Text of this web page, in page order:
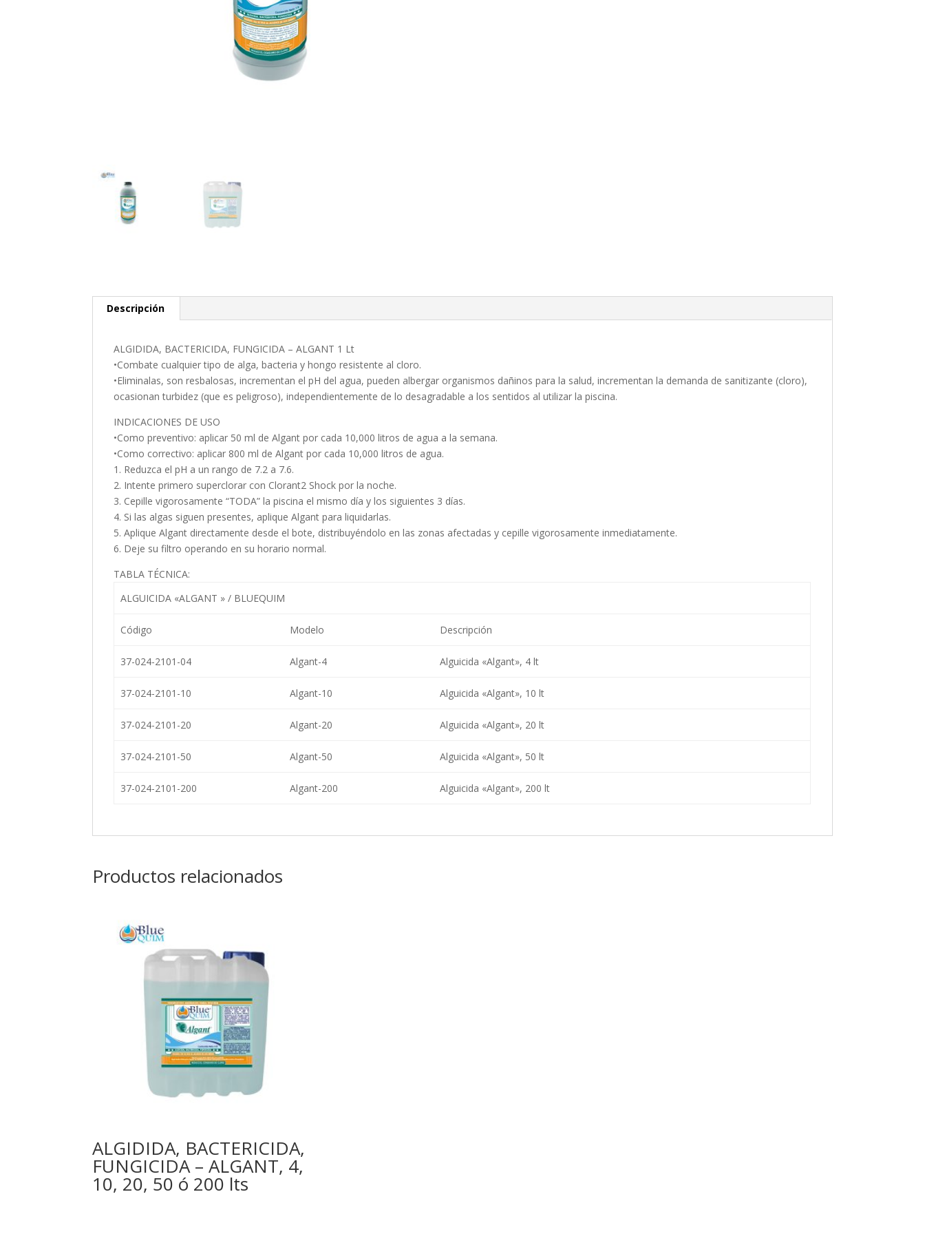
Descripción
ALGIDIDA, BACTERICIDA, FUNGICIDA – ALGANT 1 Lt
•Combate cualquier tipo de alga, bacteria y hongo resistente al cloro.
•Eliminalas, son resbalosas, incrementan el pH del agua, pueden albergar organismos dañinos para la salud, incrementan la demanda de sanitizante (cloro),
ocasionan turbidez (que es peligroso), independientemente de lo desagradable a los sentidos al utilizar la piscina.
INDICACIONES DE USO
•Como preventivo: aplicar 50 ml de Algant por cada 10,000 litros de agua a la semana.
•Como correctivo: aplicar 800 ml de Algant por cada 10,000 litros de agua.
1. Reduzca el pH a un rango de 7.2 a 7.6.
2. Intente primero superclorar con Clorant2 Shock por la noche.
3. Cepille vigorosamente “TODA” la piscina el mismo día y los siguientes 3 días.
4. Si las algas siguen presentes, aplique Algant para liquidarlas.
5. Aplique Algant directamente desde el bote, distribuyéndolo en las zonas afectadas y cepille vigorosamente inmediatamente.
6. Deje su filtro operando en su horario normal.
TABLA TÉCNICA:
ALGUICIDA «ALGANT » / BLUEQUIM
Código Modelo Descripción
37-024-2101-04 Algant-4 Alguicida «Algant», 4 lt
37-024-2101-10 Algant-10 Alguicida «Algant», 10 lt
37-024-2101-20 Algant-20 Alguicida «Algant», 20 lt
37-024-2101-50 Algant-50 Alguicida «Algant», 50 lt
37-024-2101-200 Algant-200 Alguicida «Algant», 200 lt
Productos relacionados
ALGIDIDA, BACTERICIDA,
FUNGICIDA – ALGANT, 4,
10, 20, 50 ó 200 lts